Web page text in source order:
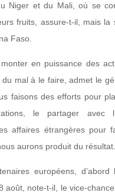
Niger et du Mali, où se
fruits, assure-t-il, mais la
Faso.
en puissance des
du mal à le faire, admet le
faisons des efforts pour
le partager avec
affaires étrangères pour
aurons produit du
européens,
août, note-t-il, le vice-